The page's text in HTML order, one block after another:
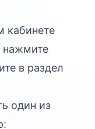
кабинете
нажмите
в раздел
один из